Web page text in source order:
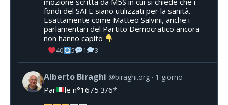
fondi del SAFE siano utilizzati per la sanità.
Esattamente come Matteo Salvini, anche i
parlamentari del Partito Democratico ancora
non hanno capito
40 5 1 3
Alberto Biraghi @biraghi.org 1 giorno
Par le n°1675 3/6*